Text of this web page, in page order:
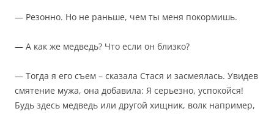
— Резонно. Но не раньше, чем ты меня покормишь.
— А как же медведь? Что если он близко?
— Тогда я его съем – сказала Стася и засмеялась. Увидев
смятение мужа, она добавила: Я серьезно, успокойся!
Будь здесь медведь или другой хищник, волк например,